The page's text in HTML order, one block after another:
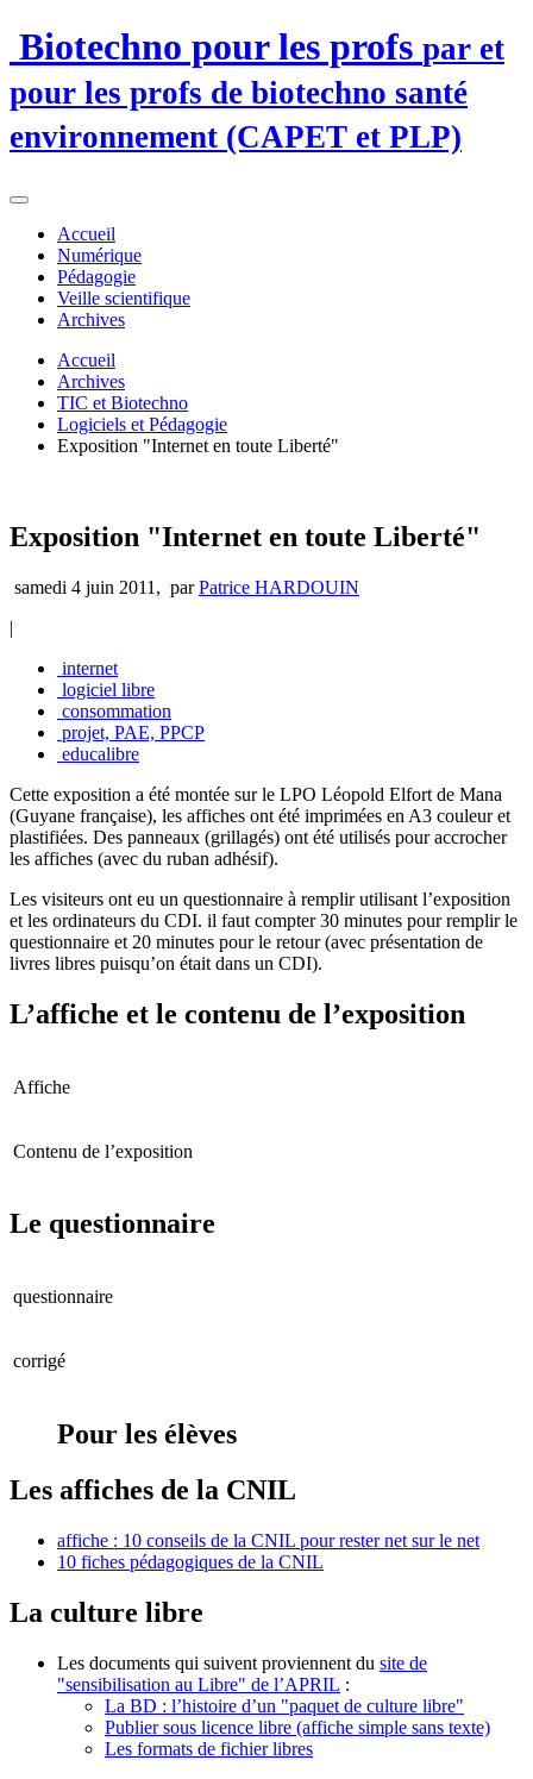
Biotechno pour les profs par et
pour les profs de biotechno santé
environnement (CAPET et PLP)
Accueil
Numérique
Pédagogie
Veille scientifique
Archives
Accueil
Archives
TIC et Biotechno
Logiciels et Pédagogie
Exposition "Internet en toute Liberté"
Exposition "Internet en toute Liberté"
samedi 4 juin 2011 , parPatrice HARDOUIN
|
internet
logiciel libre
consommation
projet, PAE, PPCP
educalibre
Cette exposition a été montée sur le LPO Léopold Elfort de Mana
(Guyane française), les affiches ont été imprimées en A3 couleur et
plastifiées. Des panneaux (grillagés) ont été utilisés pour accrocher
les affiches (avec du ruban adhésif).
Les visiteurs ont eu un questionnaire à remplir utilisant l’exposition
et les ordinateurs du CDI. il faut compter 30 minutes pour remplir le
questionnaire et 20 minutes pour le retour (avec présentation de
livres libres puisqu’on était dans un CDI).
L’affiche et le contenu de l’exposition
Affiche
Contenu de l’exposition
Le questionnaire
questionnaire
corrigé
Pour les élèves
Les affiches de la CNIL
affiche : 10 conseils de la CNIL pour rester net sur le net
10 fiches pédagogiques de la CNIL
La culture libre
Les documents qui suivent proviennent du site de
"sensibilisation au Libre" de l’APRIL :
La BD : l’histoire d’un "paquet de culture libre"
Publier sous licence libre (affiche simple sans texte)
Les formats de fichier libres